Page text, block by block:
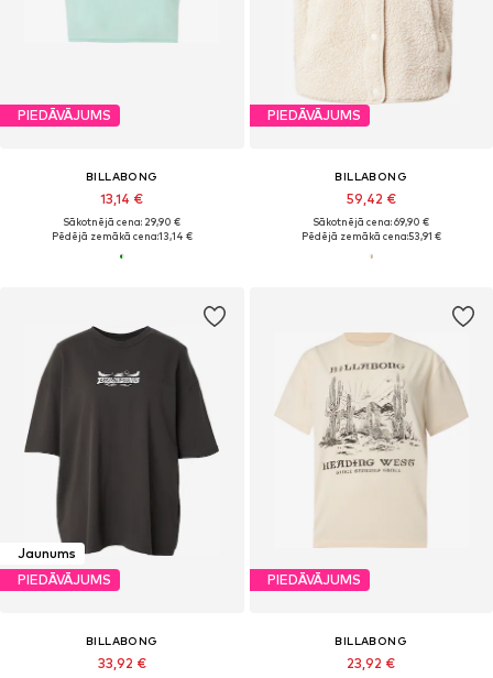
PIEDĀVĀJUMS
BILLABONG
13,14 €
Sākotnējā cena: 29,90 €
Pēdējā zemākā cena:13,14 €
PIEDĀVĀJUMS
BILLABONG
59,42 €
Sākotnējā cena: 69,90 €
Pēdējā zemākā cena:53,91 €
Jaunums
PIEDĀVĀJUMS
BILLABONG
33,92 €
PIEDĀVĀJUMS
BILLABONG
23,92 €